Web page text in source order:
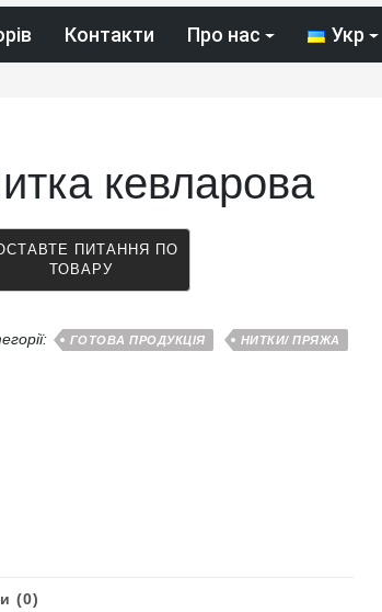
Контакти Про нас Укр
кевларова
ГОТОВА ПРОДУКЦІЯ НИТКИ/ ПРЯЖА
(0)